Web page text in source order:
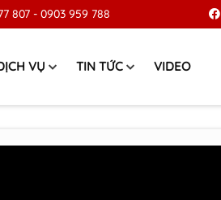
807- 0903 959 788
VỤ TIN TỨC VIDEO